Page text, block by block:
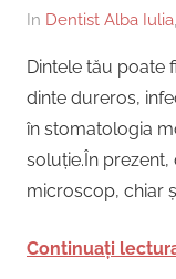
In Dentist Alba Iulia,
Dintele tău poate
dinte dureros,
în stomatologia
soluție.În
microscop, chiar
Continuați